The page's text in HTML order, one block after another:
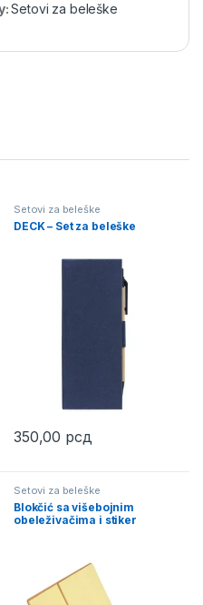
Setovi za beleške
The options may be chosen
Setovi za beleške
DECK – Set za beleške
350,00 рсд
This product has multiple
Setovi za beleške
Blokčić sa višebojnim
obeleživačima i stiker